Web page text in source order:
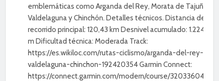
emblemáticas como Arganda del Rey, Morata de Tajuña,
Valdelaguna y Chinchón. Detalles técnicos. Distancia del
recorrido principal: 120,43 km Desnivel acumulado: 1.224
m Dificultad técnica: Moderada Track:
https://es.wikiloc.com/rutas-ciclismo/arganda-del-rey-
valdelaguna-chinchon-192420354 Garmin Connect:
https://connect.garmin.com/modern/course/320336049